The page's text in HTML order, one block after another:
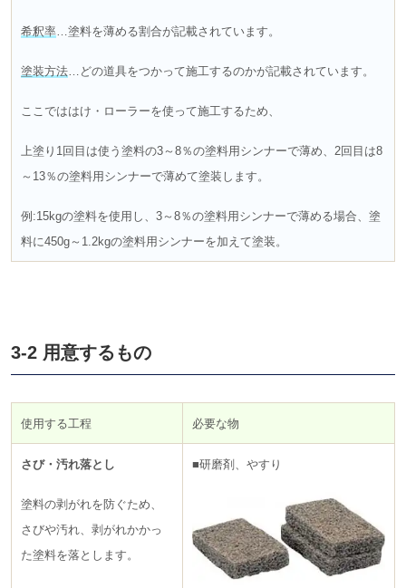
希釈率…塗料を薄める割合が記載されています。
塗装方法…どの道具をつかって施工するのかが記載されています。
ここでははけ・ローラーを使って施工するため、
上塗り1回目は使う塗料の3～8％の塗料用シンナーで薄め、2回目は8
～13％の塗料用シンナーで薄めて塗装します。
例:15kgの塗料を使用し、3～8％の塗料用シンナーで薄める場合、塗
料に450g～1.2kgの塗料用シンナーを加えて塗装。
3-2 用意するもの
使用する工程 必要な物
さび・汚れ落とし
塗料の剥がれを防ぐため、
さびや汚れ、剥がれかかっ
た塗料を落とします。
■研磨剤、やすり